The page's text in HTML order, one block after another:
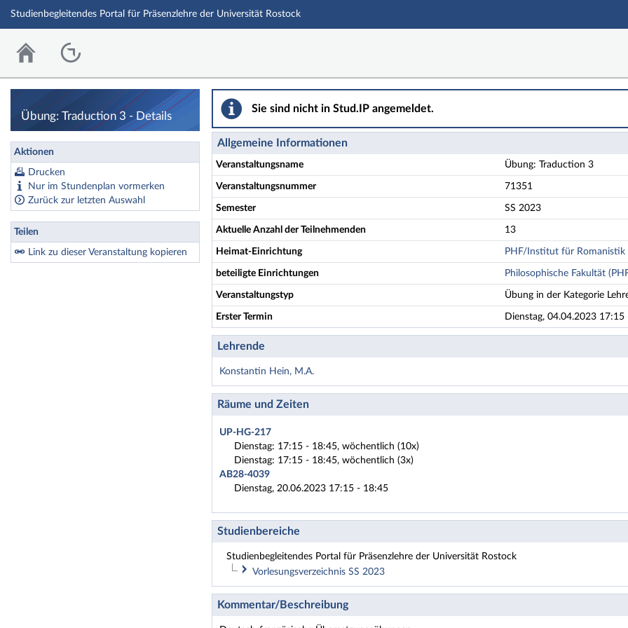
Studienbegleitendes Portal für Präsenzlehre der Universität Rostock
Übung: Traduction 3 - Details
Aktionen
Drucken
Nur im Stundenplan vormerken
Zurück zur letzten Auswahl
Teilen
Link zu dieser Veranstaltung kopieren
Sie sind nicht in Stud.IP angemeldet.
Allgemeine Informationen
Veranstaltungsname Übung: Traduction 3
Veranstaltungsnummer 71351
Semester SS 2023
Aktuelle Anzahl der Teilnehmenden 13
Heimat-Einrichtung PHF/Institut für Romanistik
beteiligte Einrichtungen Philosophische Fakultät
Veranstaltungstyp Übung in der Kategorie
Erster Termin Dienstag, 04.04.2023
Lehrende
Konstantin Hein, M.A.
Räume und Zeiten
UP-HG-217
Dienstag: 17:15 - 18:45, wöchentlich (10x)
Dienstag: 17:15 - 18:45, wöchentlich (3x)
AB28-4039
Dienstag, 20.06.2023 17:15 - 18:45
Studienbereiche
Studienbegleitendes Portal für Präsenzlehre der Universität Rostock
Vorlesungsverzeichnis SS 2023
Romanistik
Lehramt Fach Französisch
Kommentar/Beschreibung